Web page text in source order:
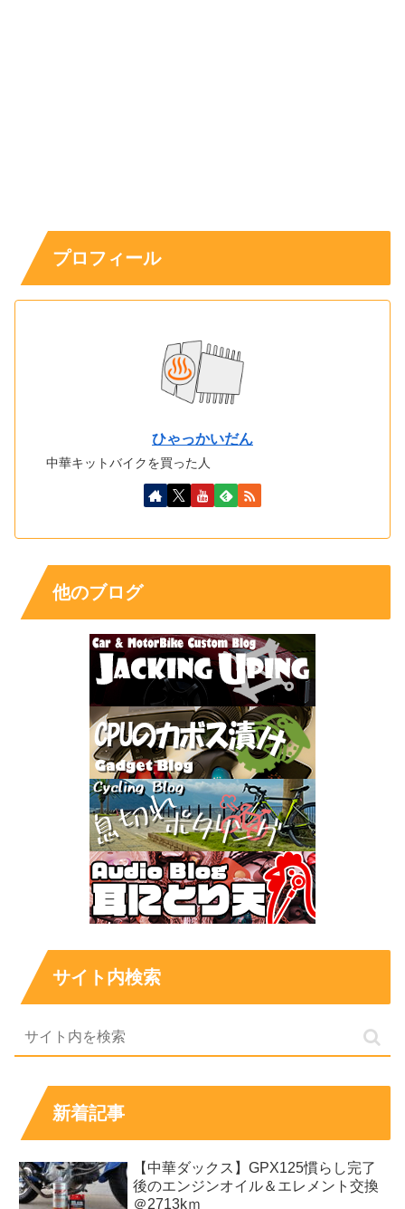
プロフィール
ひゃっかいだん
中華キットバイクを買った人
他のブログ
サイト内検索
新着記事
【中華ダックス】GPX125慣らし完了
後のエンジンオイル＆エレメント交換
＠2713kｍ